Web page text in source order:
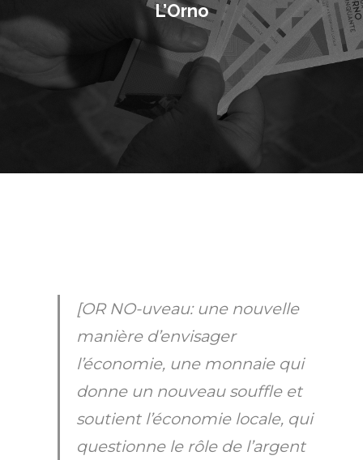
L’Orno
[OR NO-uveau: une nouvelle
manière d’envisager
l’économie, une monnaie qui
donne un nouveau souffle et
soutient l’économie locale, qui
questionne le rôle de l’argent